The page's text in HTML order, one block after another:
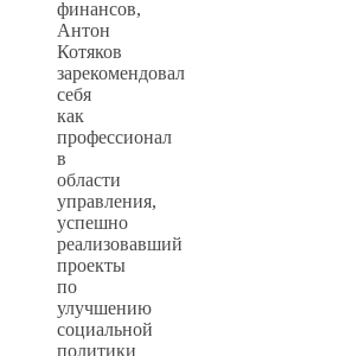
финансов,
Антон
Котяков
зарекомендовал
себя
как
профессионал
в
области
управления,
успешно
реализовавший
проекты
по
улучшению
социальной
политики